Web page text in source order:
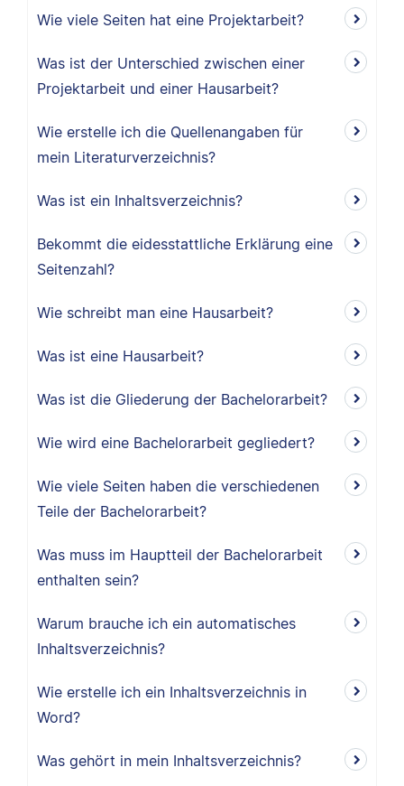
Wie viele Seiten hat eine Projektarbeit?
Was ist der Unterschied zwischen einer
Projektarbeit und einer Hausarbeit?
Wie erstelle ich die Quellenangaben für
mein Literaturverzeichnis?
Was ist ein Inhaltsverzeichnis?
Bekommt die eidesstattliche Erklärung eine
Seitenzahl?
Wie schreibt man eine Hausarbeit?
Was ist eine Hausarbeit?
Was ist die Gliederung der Bachelorarbeit?
Wie wird eine Bachelorarbeit gegliedert?
Wie viele Seiten haben die verschiedenen
Teile der Bachelorarbeit?
Was muss im Hauptteil der Bachelorarbeit
enthalten sein?
Warum brauche ich ein automatisches
Inhaltsverzeichnis?
Wie erstelle ich ein Inhaltsverzeichnis in
Word?
Was gehört in mein Inhaltsverzeichnis?